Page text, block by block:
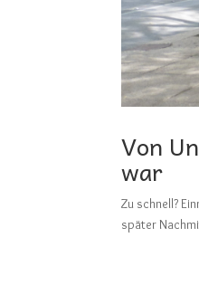
Von
war
Zu schnell?
später